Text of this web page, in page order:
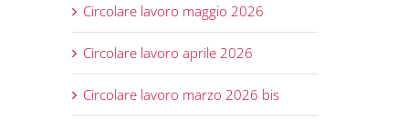
Circolare lavoro maggio 2026
Circolare lavoro aprile 2026
Circolare lavoro marzo 2026 bis